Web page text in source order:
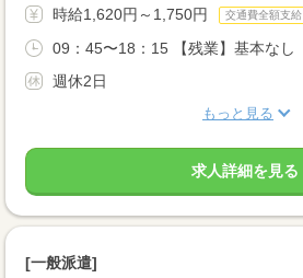
時給1,620円～1,750円 交通費全額支給
09：45〜18：15 【残業】基本なし
週休2日
もっと見る
求人詳細を見る
[一般派遣]